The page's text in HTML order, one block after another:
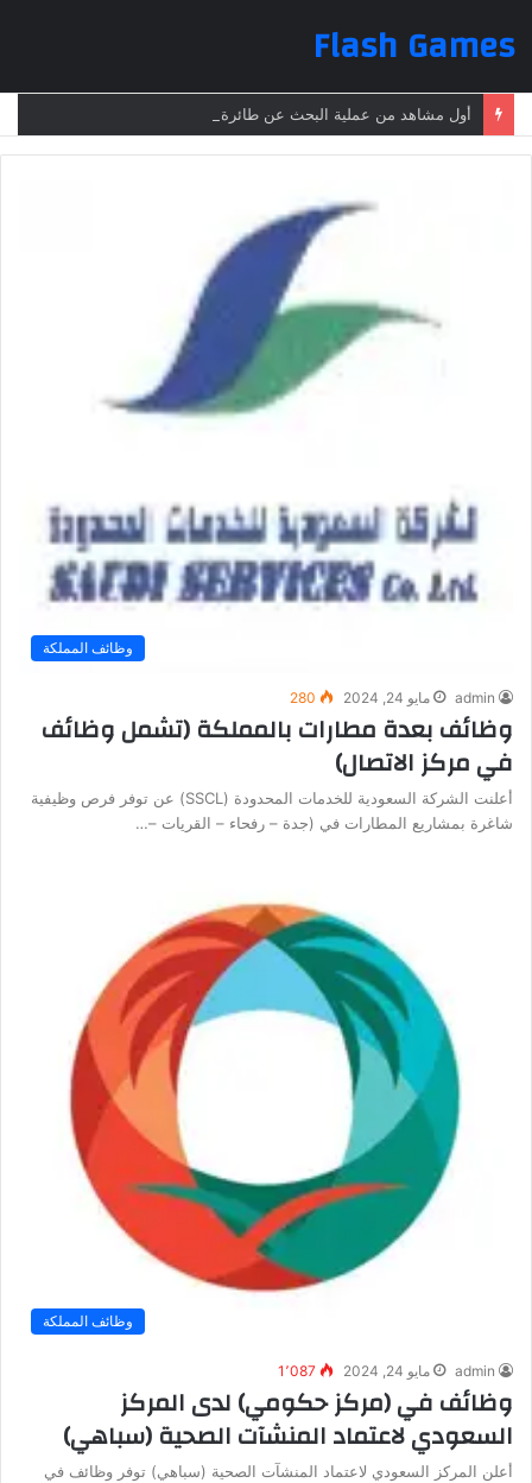
Flash Games
وظائف المملكة
admin مايو 24, 2024 280
وظائف بعدة مطارات بالمملكة (تشمل وظائف
في مركز الاتصال)
أعلنت الشركة السعودية للخدمات المحدودة (SSCL) عن توفر فرص وظيفية
شاغرة بمشاريع المطارات في (جدة – رفحاء – القريات –…
وظائف المملكة
admin مايو 24, 2024 1٬087
وظائف في (مركز حكومي) لدى المركز
السعودي لاعتماد المنشآت الصحية (سباهي)
أعلن المركز السعودي لاعتماد المنشآت الصحية (سباهي) توفر وظائف في